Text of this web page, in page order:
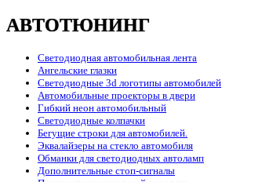
АВТОТЮНИНГ
Светодиодная автомобильная лента
Ангельские глазки
Светодиодные 3d логотипы автомобилей
Автомобильные проекторы в двери
Гибкий неон автомобильный
Светодиодные колпачки
Бегущие строки для автомобилей.
Эквалайзеры на стекло автомобиля
Обманки для светодиодных автоламп
Дополнительные стоп-сигналы